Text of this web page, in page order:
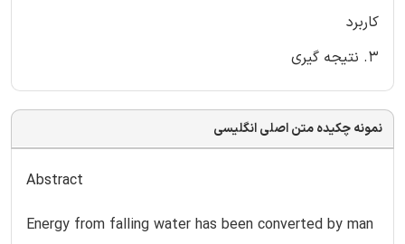
کاربرد
3. نتیجه گیری
نمونه چکیده متن اصلی انگلیسی
Abstract
Energy from falling water has been converted by man